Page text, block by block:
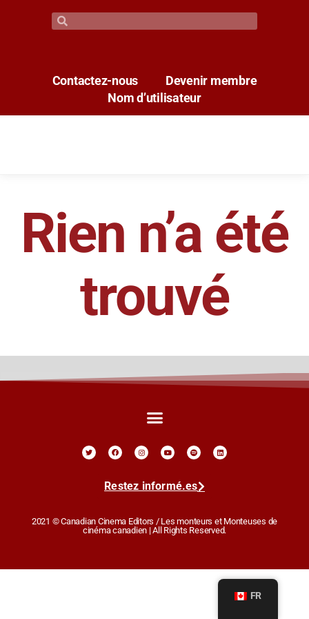
Contactez-nous
Devenir membre
Nom d’utilisateur
Rien n’a été
trouvé
Restez informé.es
2021 © Canadian Cinema Editors / Les monteurs et Monteuses de
cinéma canadien | All Rights Reserved.
FR